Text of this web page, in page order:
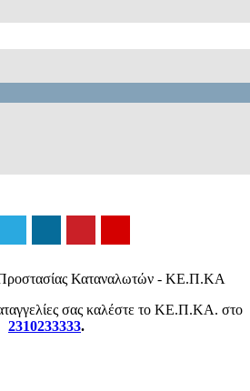
Καταναλωτών - ΚΕ.Π.ΚΑ
σας καλέστε το ΚΕ.Π.ΚΑ. στο
2310233333.